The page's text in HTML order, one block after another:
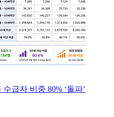
급자 비중 80% ‘돌파’